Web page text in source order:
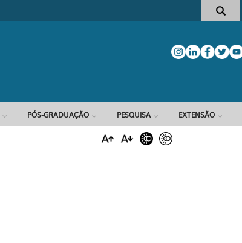
Formulário de busca
PÓS-GRADUAÇÃO PESQUISA EXTENSÃO